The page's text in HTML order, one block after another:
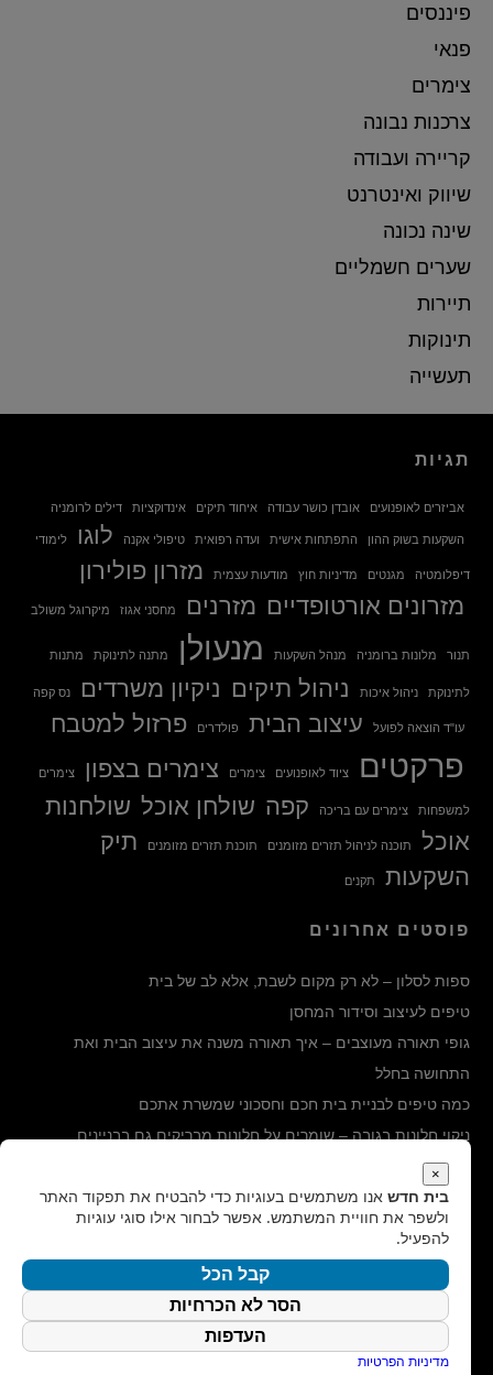
פיננסים
פנאי
צימרים
צרכנות נבונה
קריירה ועבודה
שיווק ואינטרנט
שינה נכונה
שערים חשמליים
תיירות
תינוקות
תעשייה
תגיות
אביזרים לאופנועים אובדן כושר עבודה איחוד תיקים אינדוקציות דילים לרומניה
השקעות בשוק ההון התפתחות אישית ועדה רפואית טיפולי אקנה לוגו לימודי
דיפלומטיה מגנטים מדיניות חוץ מודעות עצמית
מזרון פולירון
מזרונים אורטופדיים מזרנים מחסני אגוז מיקרוגל משולב
תנור מלונות ברומניה מנהל השקעות מנעולן מתנה לתינוקת מתנות
לתינוקת ניהול איכות ניהול תיקים ניקיון משרדים נס קפה
עו"ד הוצאה לפועל עיצוב הבית פולדרים פרזול למטבח
פרקטים ציוד לאופנועים צימרים צימרים בצפון צימרים
למשפחות צימרים עם בריכה קפה שולחן אוכל שולחנות
אוכל
תוכנה לניהול תזרים מזומנים תוכנת תזרים מזומנים
תיק
השקעות
תקנים
פוסטים אחרונים
ספות לסלון – לא רק מקום לשבת, אלא לב של בית
טיפים לעיצוב וסידור המחסן
גופי תאורה מעוצבים – איך תאורה משנה את עיצוב הבית ואת
התחושה בחלל
כמה טיפים לבניית בית חכם וחסכוני שמשרת אתכם
ניקוי חלונות בגובה – שומרים על חלונות מבריקים גם בבניינים
הגבוהים ביותר
קטגוריות
קטגוריות
חיפוש
×
בית חדש אנו משתמשים בעוגיות כדי להבטיח את תפקוד האתר
ולשפר את חוויית המשתמש. אפשר לבחור אילו סוגי עוגיות
להפעיל.
קבל הכל
הסר לא הכרחיות
העדפות
מדיניות הפרטיות